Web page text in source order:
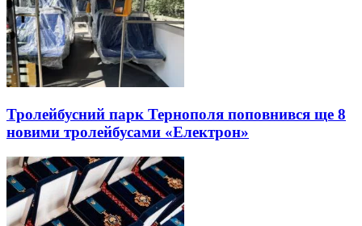
Тролейбусний парк Тернополя поповнився ще 8
новими тролейбусами «Електрон»